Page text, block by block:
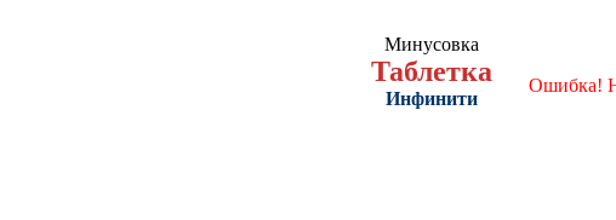
Минусовка
Таблетка
Инфинити
Ошибка!